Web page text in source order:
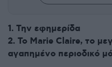
1. Την εφημερίδα
2. Το Marie Claire, το
αγαπημένο περιοδικό